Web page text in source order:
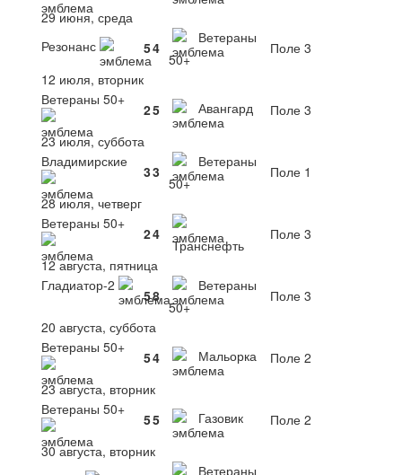
29 июня, среда
Резонанс
54
Ветераны
50+
Поле 3
12 июля, вторник
Ветераны 50+
25 Авангард
Поле 3
23 июля, суббота
Владимирские
33
Ветераны
50+
Поле 1
28 июля, четверг
Ветераны 50+
24
Транснефть
Поле 3
12 августа, пятница
Гладиатор-2
58
Ветераны
50+
Поле 3
20 августа, суббота
Ветераны 50+
54 Мальорка
Поле 2
23 августа, вторник
Ветераны 50+
55 Газовик
Поле 2
30 августа, вторник
Ветераны